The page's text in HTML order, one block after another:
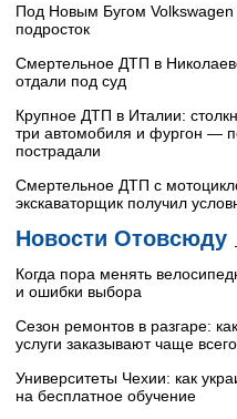
Под Новым Бугом Volkswagen
подросток
Смертельное ДТП в
отдали под суд
Крупное ДТП в Италии:
три автомобиля и фургон —
пострадали
Смертельное ДТП с
экскаваторщик получил
Новости Отовсюду
Когда пора менять
и ошибки выбора
Сезон ремонтов в разгаре:
услуги заказывают чаще всего
Университеты Чехии: как
на бесплатное обучение